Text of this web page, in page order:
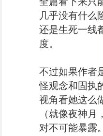
几乎没有什么
还是生死一线
度。
不过如果作者
怪观念和固执
视角看她这么
（就像夜神
对不可能暴露